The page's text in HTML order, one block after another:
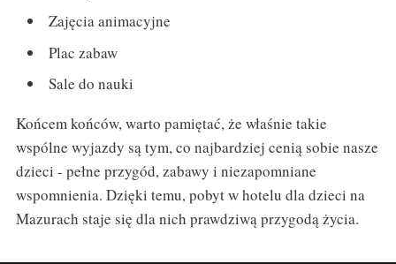
Zajęcia animacyjne
Plac zabaw
Sale do nauki
Końcem końców, warto pamiętać, że właśnie takie
wspólne wyjazdy są tym, co najbardziej cenią sobie nasze
dzieci - pełne przygód, zabawy i niezapomniane
wspomnienia. Dzięki temu, pobyt w hotelu dla dzieci na
Mazurach staje się dla nich prawdziwą przygodą życia.